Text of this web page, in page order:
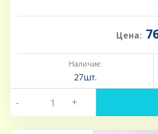
Цена:
Наличие:
27шт.
- +